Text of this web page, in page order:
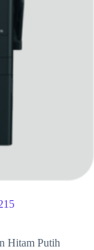
Hitam Putih